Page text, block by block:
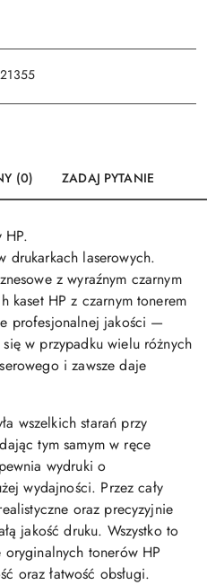
(0) ZADAJ PYTANIE
HP.
drukarkach laserowych.
z wyraźnym czarnym
kaset HP z czarnym tonerem
profesjonalnej jakości —
w przypadku wielu różnych
i zawsze daje
wszelkich starań przy
tym samym w ręce
wydruki o
wydajności. Przez cały
oraz precyzyjnie
jakość druku. Wszystko to
tonerów HP
oraz łatwość obsługi.